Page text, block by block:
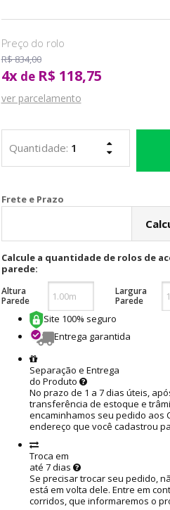
R$ 834,00
4xde R$ 118,75
ver parcelamento
Calcule a quantidade de rolos de
parede:
Altura
Parede
Largura
Parede
Site 100% seguro
Entrega garantida
Separação e Entrega
do Produto
No prazo de 1 a 7 dias úteis,
transferência de estoque e
encaminhamos seu pedido aos
endereço que você cadastrou
Troca em
até 7 dias
Se precisar trocar seu pedido,
está em volta dele. Entre em
corridos, que informaremos o